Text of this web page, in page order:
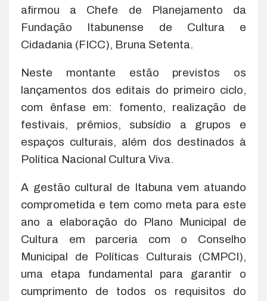
afirmou a Chefe de Planejamento da
Fundação Itabunense de Cultura e
Cidadania (FICC), Bruna Setenta.
Neste montante estão previstos os
lançamentos dos editais do primeiro ciclo,
com ênfase em: fomento, realização de
festivais, prêmios, subsídio a grupos e
espaços culturais, além dos destinados à
Política Nacional Cultura Viva.
A gestão cultural de Itabuna vem atuando
comprometida e tem como meta para este
ano a elaboração do Plano Municipal de
Cultura em parceria com o Conselho
Municipal de Políticas Culturais (CMPCI),
uma etapa fundamental para garantir o
cumprimento de todos os requisitos do